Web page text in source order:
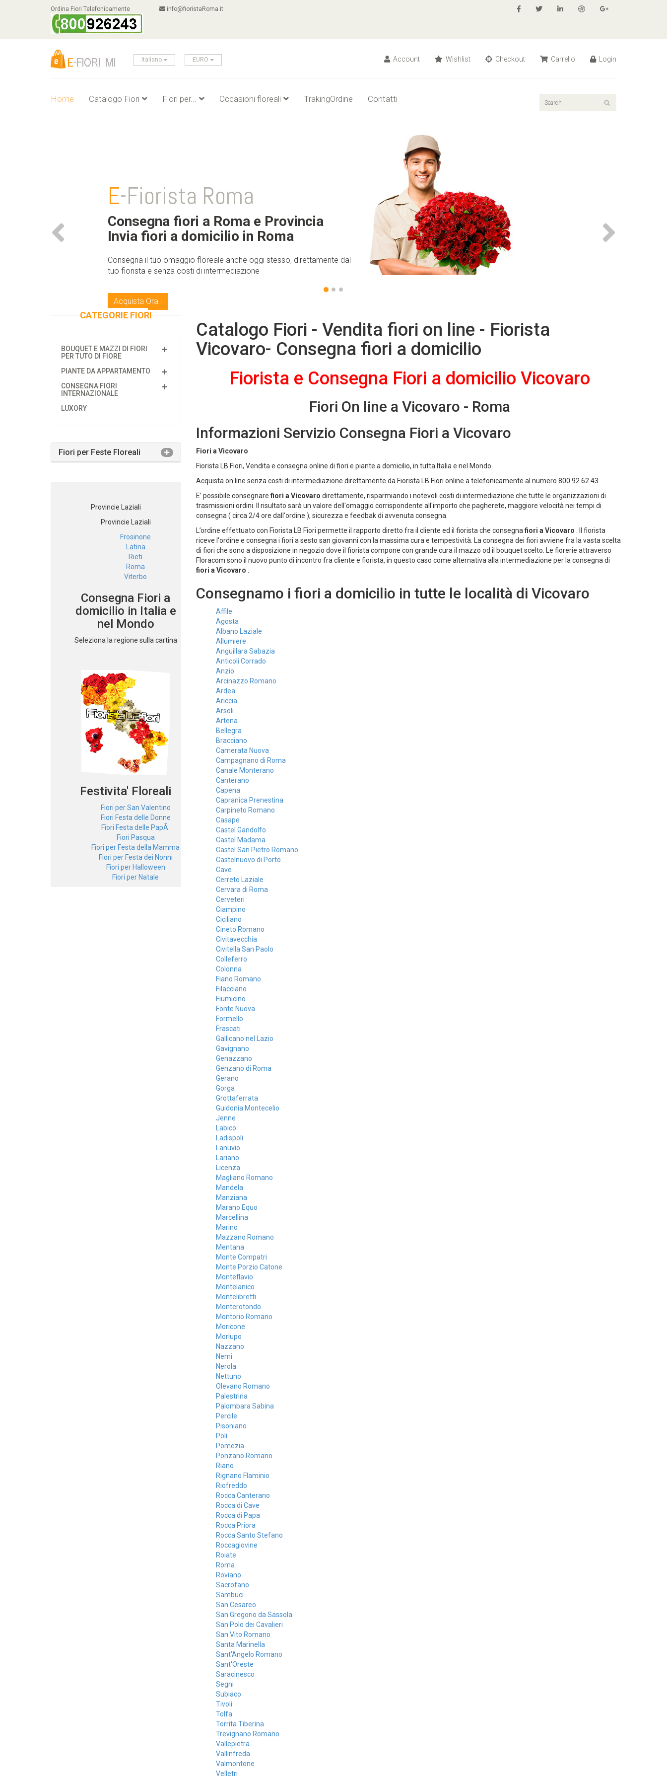
Ordina Fiori Telefonicamente info@fioristaRoma.it
Italiano EURO Account Wishlist Checkout Carrello Login
Home Catalogo Fiori Fiori per... Occasioni floreali TrakingOrdine Contatti
E-Fiorista Roma
Consegna fiori a Roma e Provincia
Invia fiori a domicilio in Roma
Consegna il tuo omaggio floreale anche oggi stesso, direttamente dal
tuo fiorista e senza costi di intermediazione
Acquista Ora !
CATEGORIE FIORI
BOUQUET E MAZZI DI FIORI
PER TUTO DI FIORE
PIANTE DA APPARTAMENTO
CONSEGNA FIORI
INTERNAZIONALE
LUXORY
Fiori per Feste Floreali
Provincie Laziali
Provincie Laziali
Frosinone
Latina
Rieti
Roma
Viterbo
Consegna Fiori a
domicilio in Italia e
nel Mondo
Seleziona la regione sulla cartina
Festivita' Floreali
Fiori per San Valentino
Fiori Festa delle Donne
Fiori Festa delle PapÃ
Fiori Pasqua
Fiori per Festa della Mamma
Fiori per Festa dei Nonni
Fiori per Halloween
Fiori per Natale
Catalogo Fiori - Vendita fiori on line - Fiorista
Vicovaro- Consegna fiori a domicilio
Fiorista e Consegna Fiori a domicilio Vicovaro
Fiori On line a Vicovaro - Roma
Informazioni Servizio Consegna Fiori a Vicovaro
Fiori a Vicovaro
Fiorista LB Fiori, Vendita e consegna online di fiori e piante a domicilio, in tutta Italia e nel Mondo.
Acquista on line senza costi di intermediazione direttamente da Fiorista LB Fiori online a telefonicamente al numero 800.92.62.43
E’ possibile consegnare fiori a Vicovaro direttamente, risparmiando i notevoli costi di intermediazione che tutte le organizzazioni di
trasmissioni ordini. Il risultato sarà un valore dell'omaggio corrispondente all'importo che pagherete, maggiore velocità nei tempi di
consegna ( circa 2/4 ore dall'ordine ), sicurezza e feedbak di avvenuta consegna.
L’ordine effettuato con Fiorista LB Fiori permette il rapporto diretto fra il cliente ed il fiorista che consegna fiori a Vicovaro
. Il fiorista
riceve l'ordine e consegna i fiori a sesto san giovanni con la massima cura e tempestività. La consegna dei fiori avviene fra la vasta scelta
di fiori che sono a disposizione in negozio dove il fiorista compone con grande cura il mazzo od il bouquet scelto. Le fiorerie attraverso
Floracom sono il nuovo punto di incontro fra cliente e fiorista, in questo caso come alternativa alla intermediazione per la consegna di
fiori a Vicovaro
Consegnamo i fiori a domicilio in tutte le località di Vicovaro
Affile
Agosta
Albano Laziale
Allumiere
Anguillara Sabazia
Anticoli Corrado
Anzio
Arcinazzo Romano
Ardea
Ariccia
Arsoli
Artena
Bellegra
Bracciano
Camerata Nuova
Campagnano di Roma
Canale Monterano
Canterano
Capena
Capranica Prenestina
Carpineto Romano
Casape
Castel Gandolfo
Castel Madama
Castel San Pietro Romano
Castelnuovo di Porto
Cave
Cerreto Laziale
Cervara di Roma
Cerveteri
Ciampino
Ciciliano
Cineto Romano
Civitavecchia
Civitella San Paolo
Colleferro
Colonna
Fiano Romano
Filacciano
Fiumicino
Fonte Nuova
Formello
Frascati
Gallicano nel Lazio
Gavignano
Genazzano
Genzano di Roma
Gerano
Gorga
Grottaferrata
Guidonia Montecelio
Jenne
Labico
Ladispoli
Lanuvio
Lariano
Licenza
Magliano Romano
Mandela
Manziana
Marano Equo
Marcellina
Marino
Mazzano Romano
Mentana
Monte Compatri
Monte Porzio Catone
Monteflavio
Montelanico
Montelibretti
Monterotondo
Montorio Romano
Moricone
Morlupo
Nazzano
Nemi
Nerola
Nettuno
Olevano Romano
Palestrina
Palombara Sabina
Percile
Pisoniano
Poli
Pomezia
Ponzano Romano
Riano
Rignano Flaminio
Riofreddo
Rocca Canterano
Rocca di Cave
Rocca di Papa
Rocca Priora
Rocca Santo Stefano
Roccagiovine
Roiate
Roma
Roviano
Sacrofano
Sambuci
San Cesareo
San Gregorio da Sassola
San Polo dei Cavalieri
San Vito Romano
Santa Marinella
Sant'Angelo Romano
Sant'Oreste
Saracinesco
Segni
Subiaco
Tivoli
Tolfa
Torrita Tiberina
Trevignano Romano
Vallepietra
Vallinfreda
Valmontone
Velletri